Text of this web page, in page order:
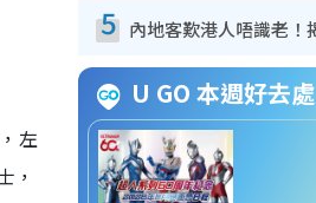
左
，
5
U GO 本週好去處